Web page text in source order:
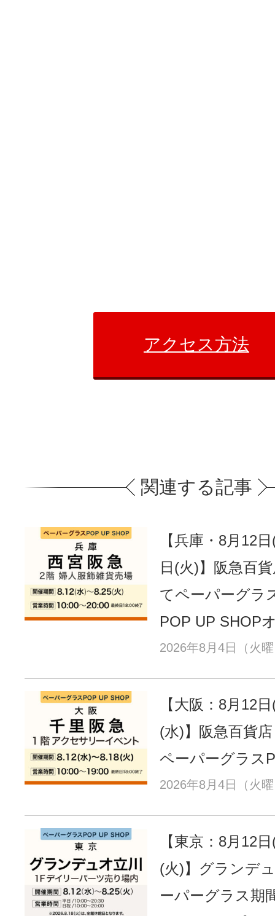
アクセス方法
関連する記事
【兵庫・8月12
日(火)】阪急百
てペーパーグラ
POP UP SHOP
2026年8月4日（火
【大阪：8月12
(水)】阪急百貨
ペーパーグラス
2026年8月4日（火
【東京：8月12
(火)】グランデ
ーパーグラス期